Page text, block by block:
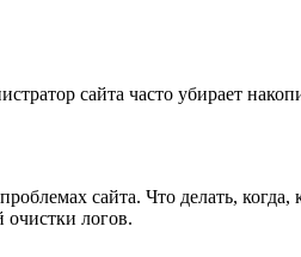
сайта часто убирает
сайта. Что делать,
логов.